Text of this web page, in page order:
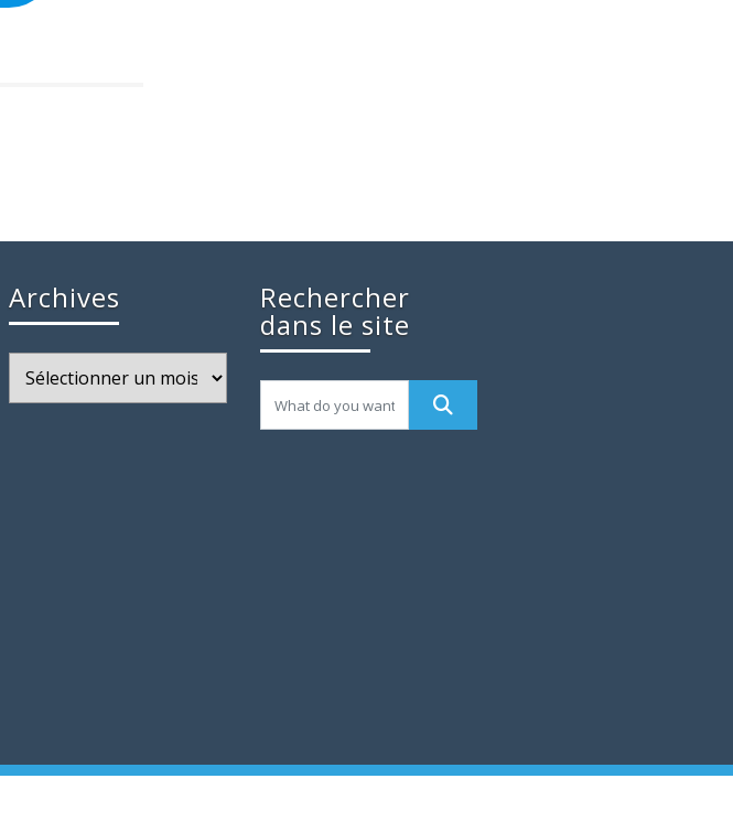
Archives Rechercher
dans le site